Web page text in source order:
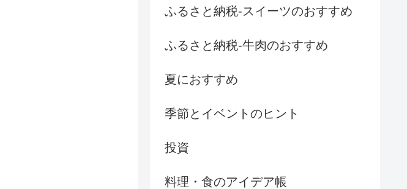
ふるさと納税-スイーツのおすすめ
ふるさと納税-牛肉のおすすめ
夏におすすめ
季節とイベントのヒント
投資
料理・食のアイデア帳